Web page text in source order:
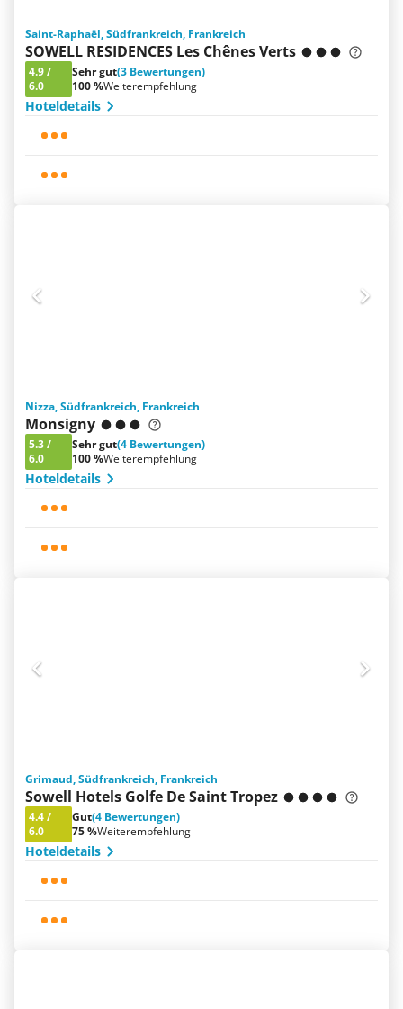
Saint-Raphaël, Südfrankreich, Frankreich
SOWELL RESIDENCES Les Chênes Verts
4.9/
6.0
Sehr gut(3 Bewertungen)
100 %Weiterempfehlung
Hoteldetails
Nizza, Südfrankreich, Frankreich
Monsigny
5.3/
6.0
Sehr gut(4 Bewertungen)
100 %Weiterempfehlung
Hoteldetails
Grimaud, Südfrankreich, Frankreich
Sowell Hotels Golfe De Saint Tropez
4.4/
6.0
Gut(4 Bewertungen)
75 %Weiterempfehlung
Hoteldetails